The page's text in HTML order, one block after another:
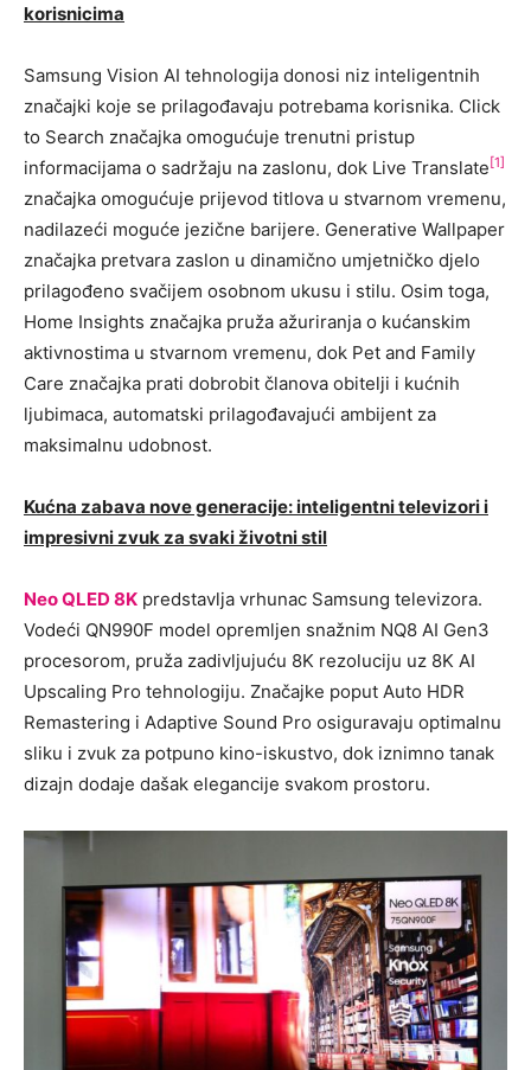
korisnicima
Samsung Vision AI tehnologija donosi niz inteligentnih
značajki koje se prilagođavaju potrebama korisnika. Click
to Search značajka omogućuje trenutni pristup
informacijama o sadržaju na zaslonu, dok Live Translate [1]
značajka omogućuje prijevod titlova u stvarnom vremenu,
nadilazeći moguće jezične barijere. Generative Wallpaper
značajka pretvara zaslon u dinamično umjetničko djelo
prilagođeno svačijem osobnom ukusu i stilu. Osim toga,
Home Insights značajka pruža ažuriranja o kućanskim
aktivnostima u stvarnom vremenu, dok Pet and Family
Care značajka prati dobrobit članova obitelji i kućnih
ljubimaca, automatski prilagođavajući ambijent za
maksimalnu udobnost.
Kućna zabava nove generacije: inteligentni televizori i
impresivni zvuk za svaki životni stil
Neo QLED 8K predstavlja vrhunac Samsung televizora.
Vodeći QN990F model opremljen snažnim NQ8 AI Gen3
procesorom, pruža zadivljujuću 8K rezoluciju uz 8K AI
Upscaling Pro tehnologiju. Značajke poput Auto HDR
Remastering i Adaptive Sound Pro osiguravaju optimalnu
sliku i zvuk za potpuno kino-iskustvo, dok iznimno tanak
dizajn dodaje dašak elegancije svakom prostoru.